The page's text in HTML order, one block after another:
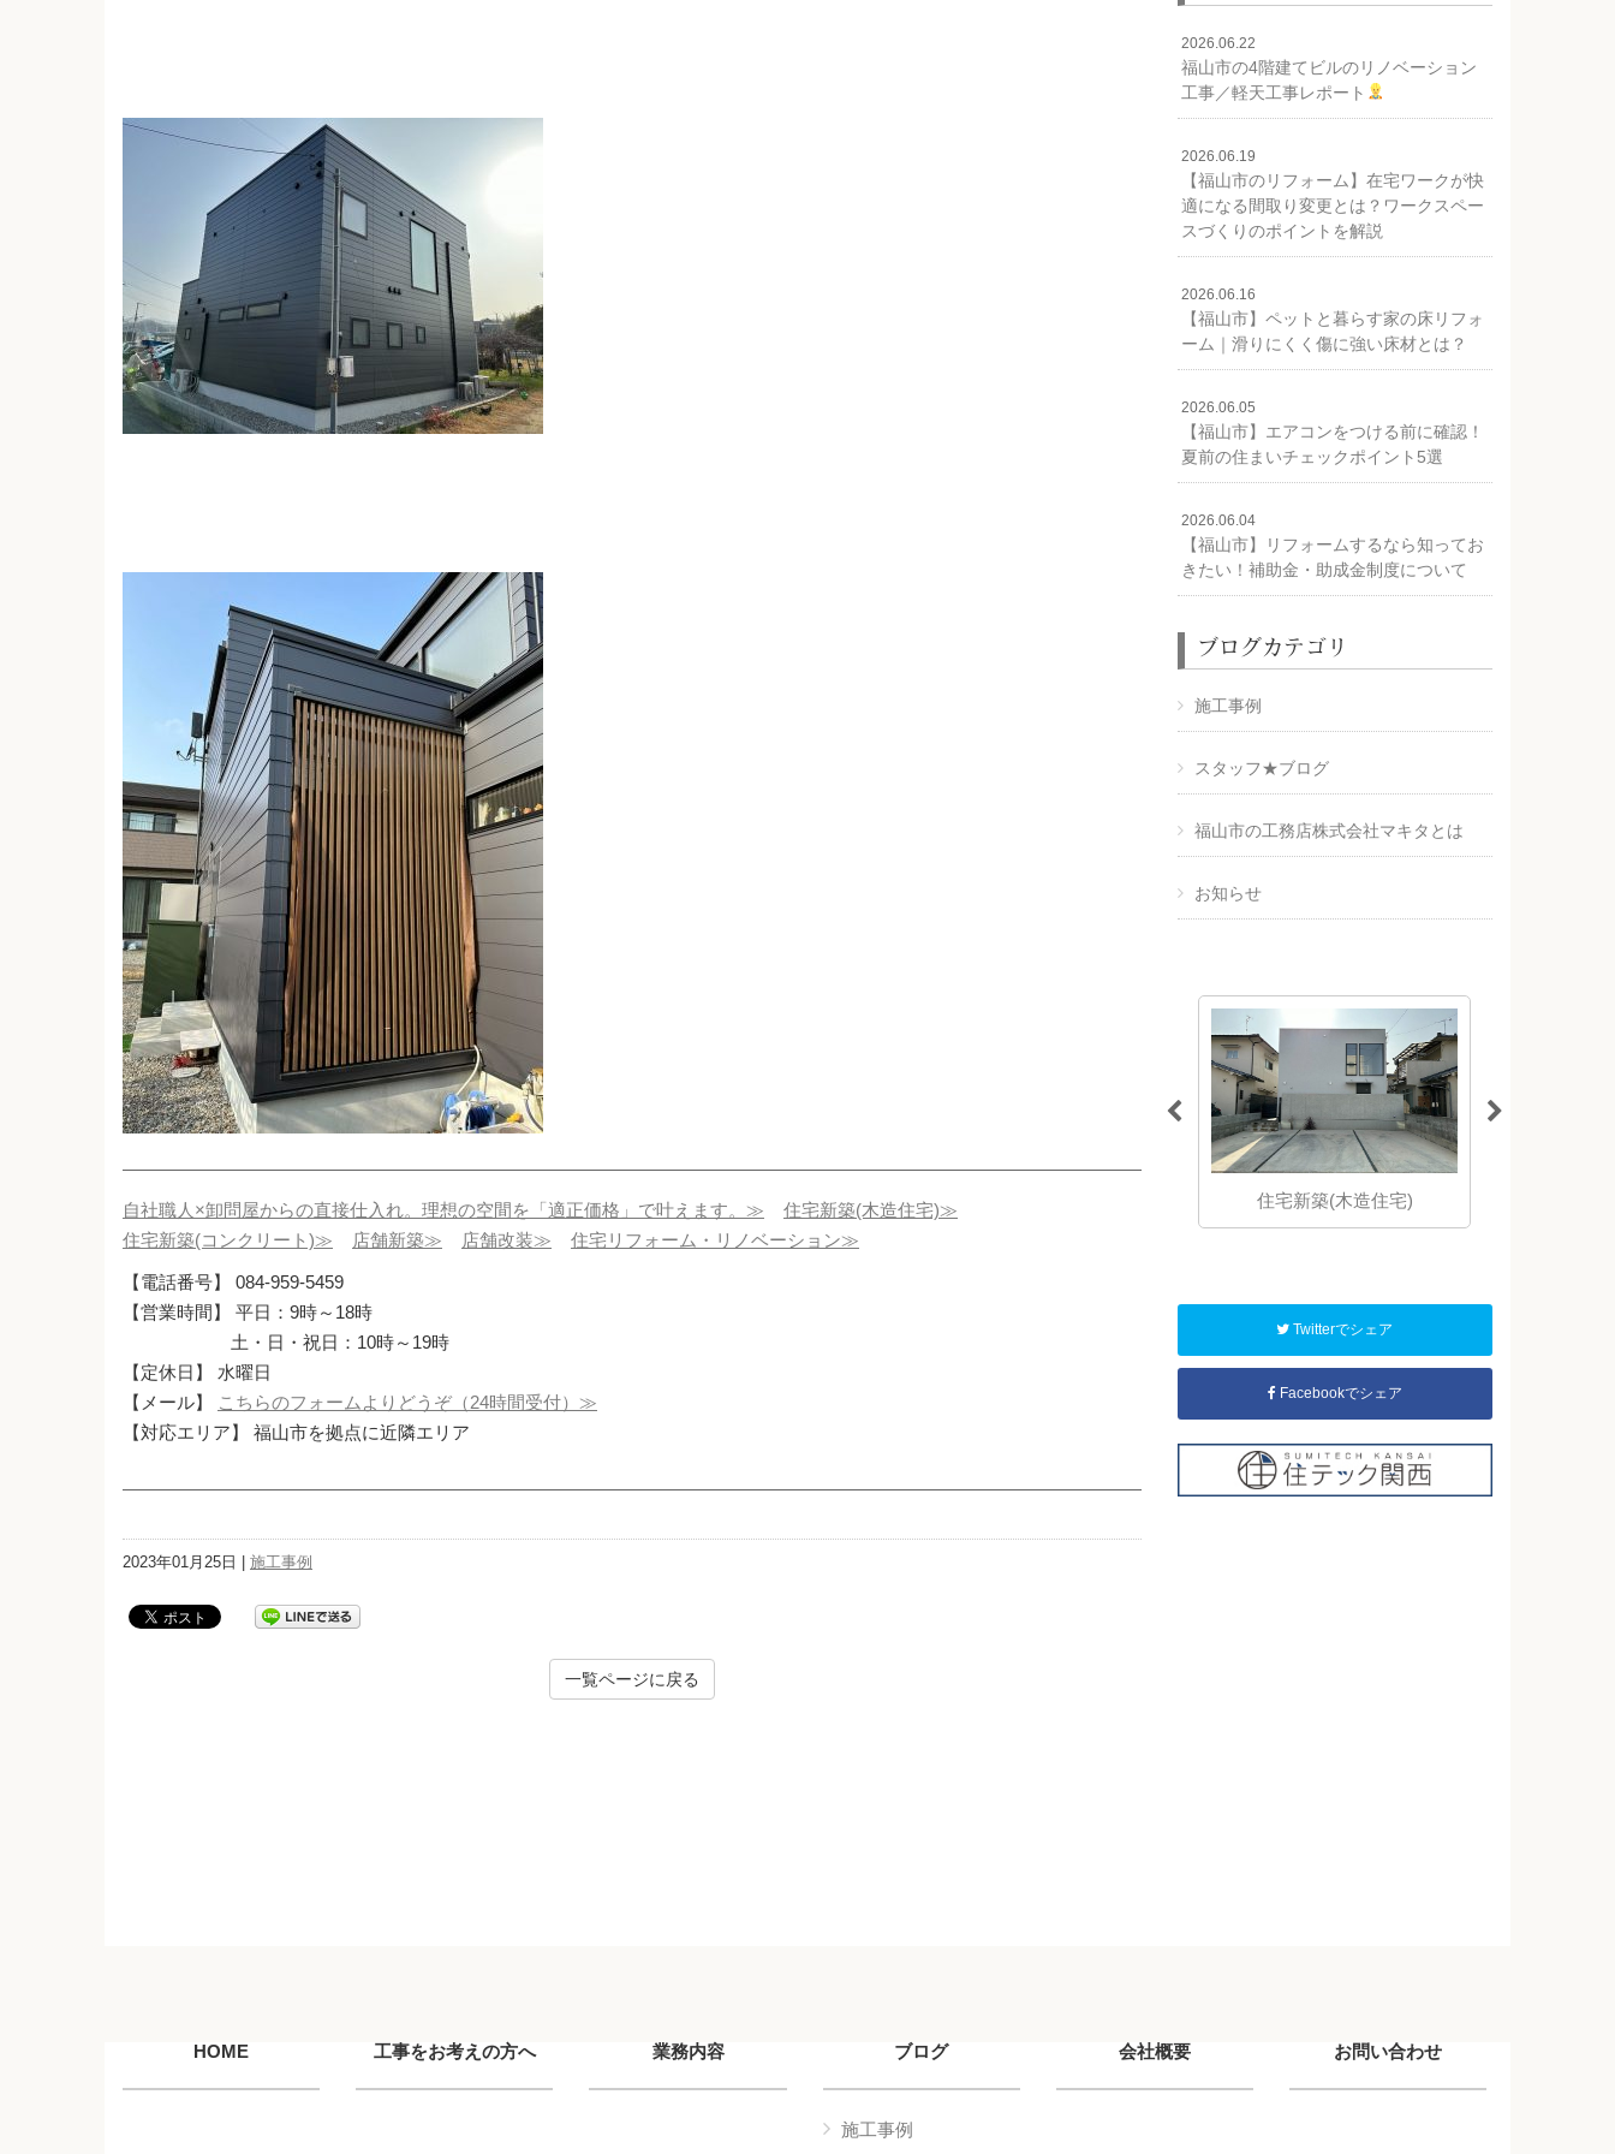
自社職人×卸問屋からの直接仕入れ。理想の空間を「適正価格」で叶えます。≫
住宅新築(木造住宅)≫
住宅新築(コンクリート)≫
店舗新築≫ 店舗改装≫ 住宅リフォーム・リノベーション≫
【電話番号】 084-959-5459
【営業時間】 平日：9時～18時
土・日・祝日：10時～19時
【定休日】 水曜日
【メール】
こちらのフォームよりどうぞ（24時間受付）≫
【対応エリア】 福山市を拠点に近隣エリア
2023年01月25日 | 施工事例
一覧ページに戻る
2026.06.22
福山市の4階建てビルのリノベーション
工事／軽天工事レポート
2026.06.19
【福山市のリフォーム】在宅ワークが快
適になる間取り変更とは？ワークスペー
スづくりのポイントを解説
2026.06.16
【福山市】ペットと暮らす家の床リフォ
ーム｜滑りにくく傷に強い床材とは？
2026.06.05
【福山市】エアコンをつける前に確認！
夏前の住まいチェックポイント5選
2026.06.04
【福山市】リフォームするなら知ってお
きたい！補助金・助成金制度について
ブログカテゴリ
施工事例
スタッフ★ブログ
福山市の工務店株式会社マキタとは
お知らせ
ョン
入れ。理想の空間を「適正価
住宅新築(木造住宅)
Twitterでシェア
Facebookでシェア
HOME 工事をお考えの方へ 業務内容 ブログ
施工事例
会社概要 お問い合わせ